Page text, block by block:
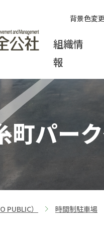
背景色変更
組織情
報
パー
PUBLIC）
時間制駐車場